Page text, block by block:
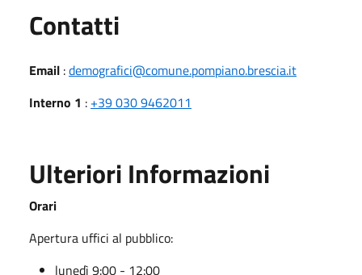
Contatti
Email :demografici@comune.pompiano.brescia.it
Interno 1 : +39 030 9462011
Ulteriori Informazioni
Orari
Apertura uffici al pubblico:
lunedì 9:00 - 12:00